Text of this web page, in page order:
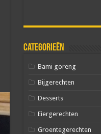
Categorieën
Bami goreng
Bijgerechten
Desserts
Eiergerechten
Groentegerechten